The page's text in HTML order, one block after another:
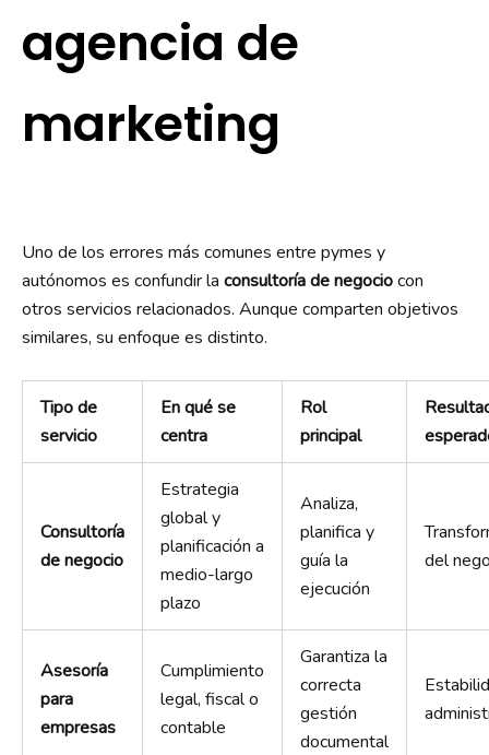
agencia de
marketing
Uno de los errores más comunes entre pymes y
autónomos es confundir la consultoría de negociocon
otros servicios relacionados. Aunque comparten objetivos
similares, su enfoque es distinto.
Tipo de
servicio
En qué se
centra
Rol
principal
Consultoría
de negocio
Estrategia
global y
planificación a
medio-largo
plazo
Analiza,
planifica y
guía la
ejecución
del
Asesoría
para
empresas
Cumplimiento
legal, fiscal o
contable
Garantiza la
correcta
gestión
documental